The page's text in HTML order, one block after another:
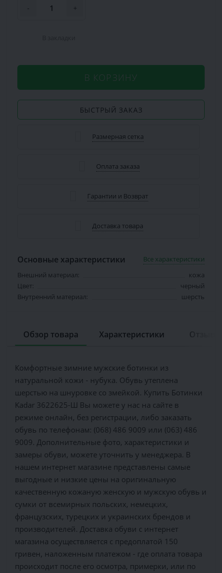
- +
В КОРЗИНУ
БЫСТРЫЙ ЗАКАЗ
Размерная сетка
Оплата заказа
Гарантии и Возврат
Доставка товара
Основные характеристики
Все характеристики
Внешний материал:
кожа
Цвет:
черный
Внутренний материал:
шерсть
Обзор товара Характеристики
Комфортные зимние мужские ботинки из
натуральной кожи - нубука. Обувь утеплена
шерстью на шнуровке со змейкой. Купить Ботинки
Kadar 3622625-Ш Вы можете у нас на сайте в
режиме онлайн, без регистрации, либо заказать
обувь по телефонам: (068) 486 9009 или (063) 486
9009. Дополнительные фото, характеристики и
замеры обуви, можете уточнить у менеджера. В
нашем интернет магазине представлены самые
выгодные и низкие цены на оригинальную
качественную кожаную женскую и мужскую обувь и
сумки от всемирных польских, немецких,
французских, турецких и украинских брендов и
производителей. Доставка обуви с интернет
магазина осуществляется c предоплатой 150
гривен, наложенным платежом - где оплата товара
происходит после его осмотра, примерки, или по